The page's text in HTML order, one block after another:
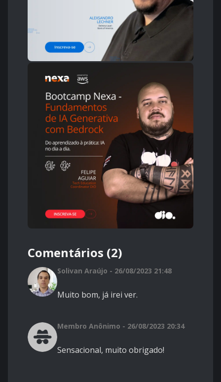
Comentários (2)
Solivan Araújo - 26/08/2023 21:48
Muito bom, já irei ver.
Membro Anônimo - 26/08/2023 20:34
Sensacional, muito obrigado!